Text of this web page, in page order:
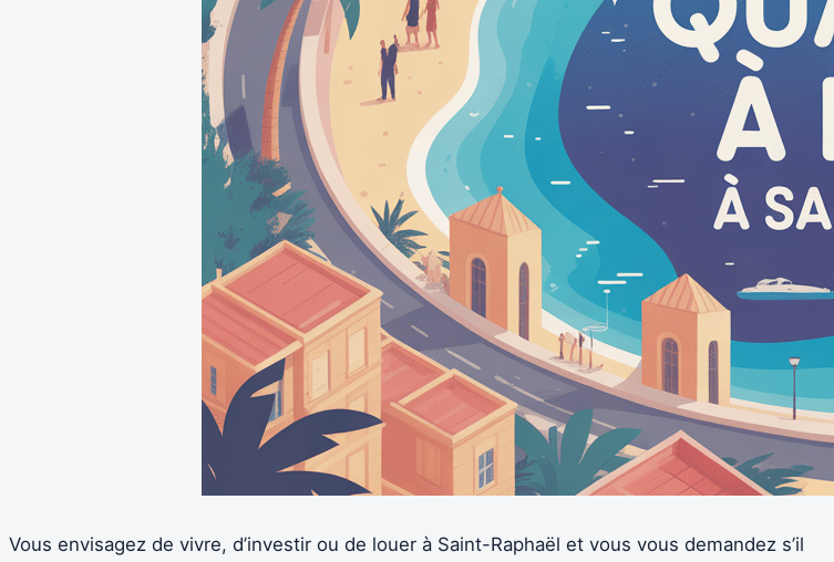
Vous envisagez de vivre, d’investir ou de louer à Saint-Raphaël et vous vous demandez s’il